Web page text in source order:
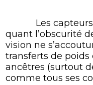
Les capteurs
quant l’obscurité
vision ne
transferts de poids
ancêtres (surtout
comme tous ses